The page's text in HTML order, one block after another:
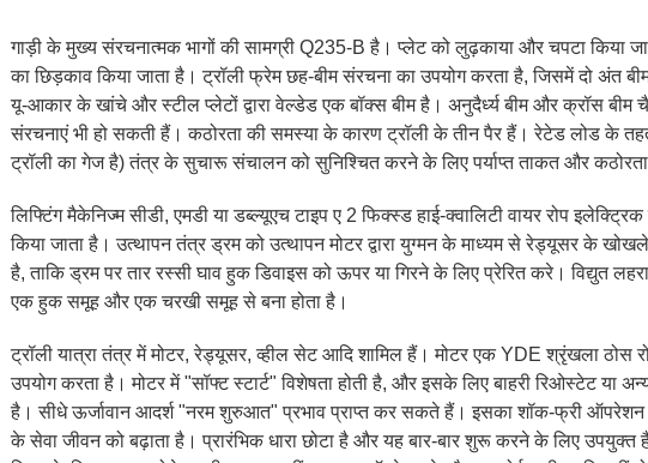
गाड़ी के मुख्य संरचनात्मक भागों की सामग्री Q235-B है। प्लेट को लुढ़काया और चपटा किया
का छिड़काव किया जाता है। ट्रॉली फ्रेम छह-बीम संरचना का उपयोग करता है, जिसमें दो अंत
यू-आकार के खांचे और स्टील प्लेटों द्वारा वेल्डेड एक बॉक्स बीम है। अनुदैर्ध्य बीम और क्रॉस
संरचनाएं भी हो सकती हैं। कठोरता की समस्या के कारण ट्रॉली के तीन पैर हैं। रेटेड लोड के
ट्रॉली का गेज है) तंत्र के सुचारू संचालन को सुनिश्चित करने के लिए पर्याप्त ताकत और
लिफ्टिंग मैकेनिज्म सीडी, एमडी या डब्ल्यूएच टाइप ए 2 फिक्स्ड हाई-क्वालिटी वायर रोप
किया जाता है। उत्थापन तंत्र ड्रम को उत्थापन मोटर द्वारा युग्मन के माध्यम से रेड्यूसर के
है, ताकि ड्रम पर तार रस्सी घाव हुक डिवाइस को ऊपर या गिरने के लिए प्रेरित करे। विद्युत
एक हुक समूह और एक चरखी समूह से बना होता है।
ट्रॉली यात्रा तंत्र में मोटर, रेड्यूसर, व्हील सेट आदि शामिल हैं। मोटर एक YDE श्रृंखला ठोस
उपयोग करता है। मोटर में "सॉफ्ट स्टार्ट" विशेषता होती है, और इसके लिए बाहरी रिओस्टेट या
है। सीधे ऊर्जावान आदर्श "नरम शुरुआत" प्रभाव प्राप्त कर सकते हैं। इसका शॉक-फ्री
के सेवा जीवन को बढ़ाता है। प्रारंभिक धारा छोटा है और यह बार-बार शुरू करने के लिए उपयुक्त